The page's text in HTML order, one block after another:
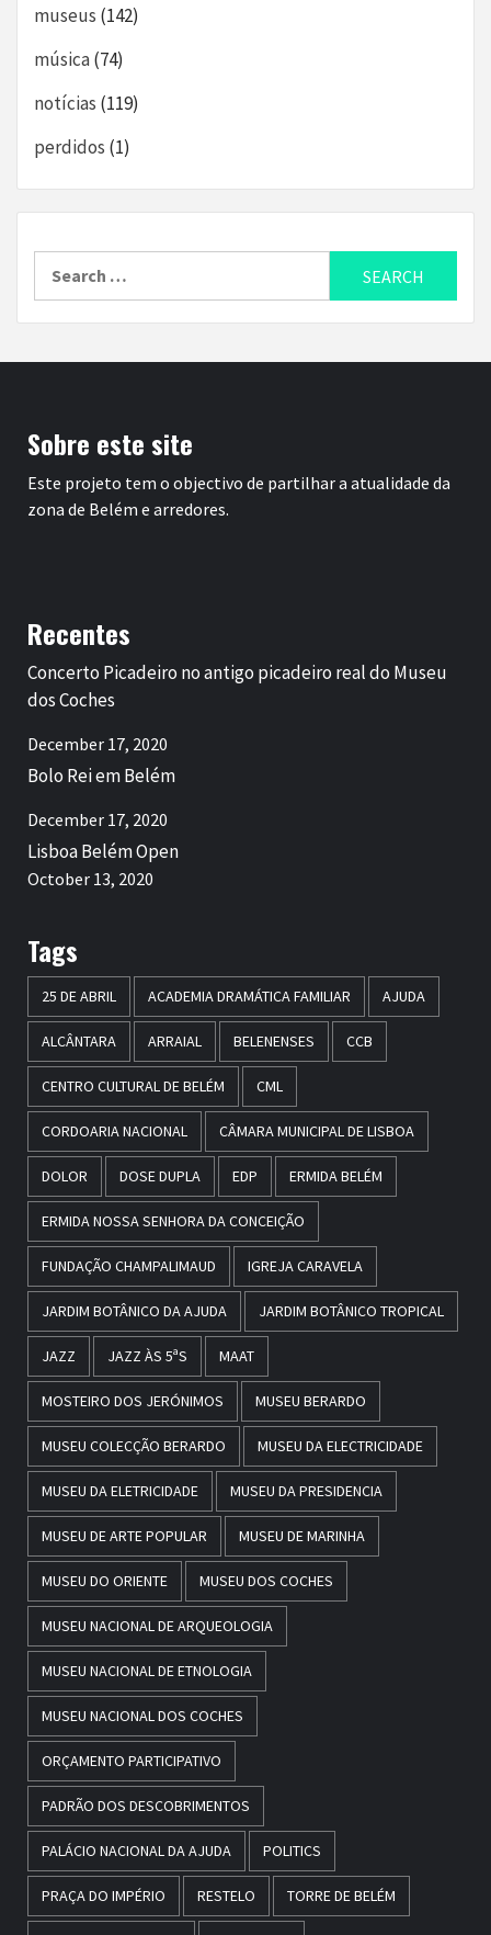
museus (142)
música(74)
notícias (119)
perdidos (1)
Sobre este site
Este projeto tem o objectivo de partilhar a atualidade da
zona de Belém e arredores.
Recentes
Concerto Picadeiro no antigo picadeiro real do Museu
dos Coches
December 17, 2020
Bolo Rei em Belém
December 17, 2020
Lisboa Belém Open
October 13, 2020
Tags
25 DE ABRIL ACADEMIA DRAMÁTICA FAMILIAR AJUDA
ALCÂNTARA ARRAIAL BELENENSES CCB
CENTRO CULTURAL DE BELÉM CML
CORDOARIA NACIONAL CÂMARA MUNICIPAL DE LISBOA
DOLOR DOSE DUPLA EDP ERMIDA BELÉM
ERMIDA NOSSA SENHORA DA CONCEIÇÃO
FUNDAÇÃO CHAMPALIMAUD IGREJA CARAVELA
JARDIM BOTÂNICO DA AJUDA JARDIM BOTÂNICO TROPICAL
JAZZ JAZZ ÀS 5ªS MAAT
MOSTEIRO DOS JERÓNIMOS MUSEU BERARDO
MUSEU COLECÇÃO BERARDO MUSEU DA ELECTRICIDADE
MUSEU DA ELETRICIDADE MUSEU DA PRESIDENCIA
MUSEU DE ARTE POPULAR MUSEU DE MARINHA
MUSEU DO ORIENTE MUSEU DOS COCHES
MUSEU NACIONAL DE ARQUEOLOGIA
MUSEU NACIONAL DE ETNOLOGIA
MUSEU NACIONAL DOS COCHES
ORÇAMENTO PARTICIPATIVO
PADRÃO DOS DESCOBRIMENTOS
PALÁCIO NACIONAL DA AJUDA POLITICS
PRAÇA DO IMPÉRIO RESTELO TORRE DE BELÉM